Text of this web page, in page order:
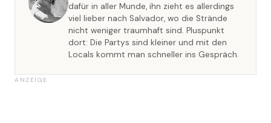
dafür in aller Munde, ihn zieht es allerdings
viel lieber nach Salvador, wo die Strände
nicht weniger traumhaft sind. Pluspunkt
dort: Die Partys sind kleiner und mit den
Locals kommt man schneller ins Gespräch.
ANZEIGE